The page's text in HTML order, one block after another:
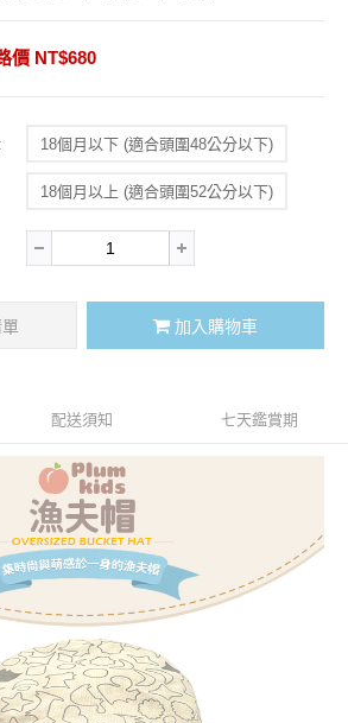
價 NT$680
: 18個月以下 (適合頭圍48公分以下)
18個月以上 (適合頭圍52公分以下)
加入購物車
配送須知 七天鑑賞期